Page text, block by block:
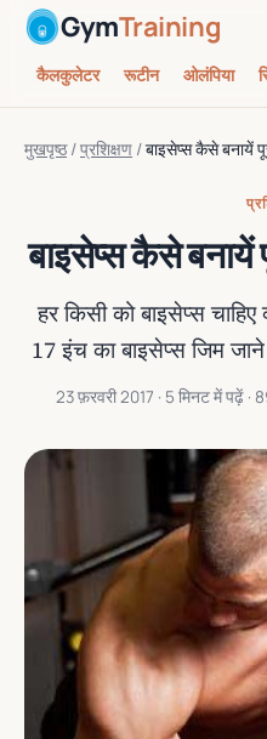
GymTraining
कैलकुलेटर रूटीन ओलंपिया
मुखपृष्ठ/प्रशिक्षण /बाइसेप्स कैसे बनायें
बाइसेप्स कैसे बनायें
हर किसी को बाइसेप्स
17 इंच का बाइसेप्स जिम
23 फ़रवरी 2017 · 5 मिनट में पढ़ें ·